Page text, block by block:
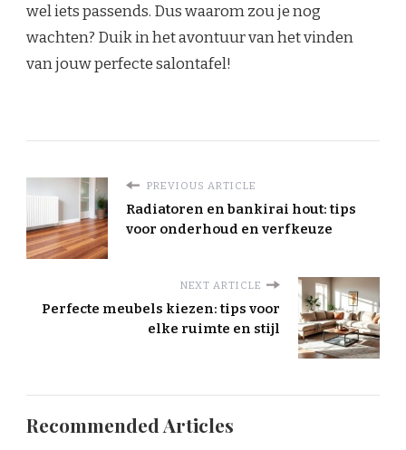
wel iets passends. Dus waarom zou je nog
wachten? Duik in het avontuur van het vinden
van jouw perfecte salontafel!
PREVIOUS ARTICLE
Radiatoren en bankirai hout: tips
voor onderhoud en verfkeuze
NEXT ARTICLE
Perfecte meubels kiezen: tips voor
elke ruimte en stijl
Recommended Articles